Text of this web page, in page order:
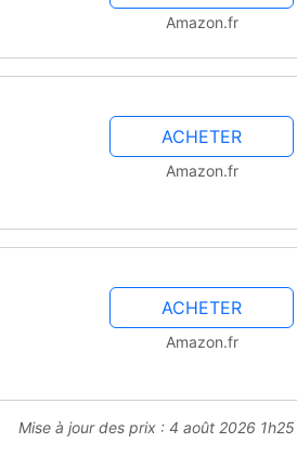
Amazon.fr
ACHETER
Amazon.fr
ACHETER
Amazon.fr
Mise à jour des prix : 4 août 2026 1h25